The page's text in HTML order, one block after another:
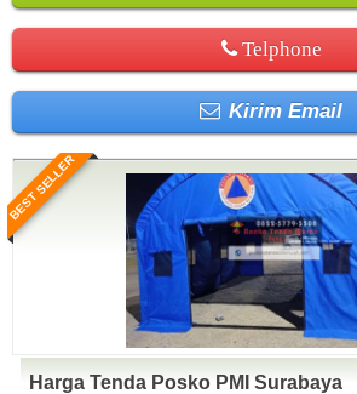
Telphone
Kirim Email
BEST SELLER
Harga Tenda Posko PMI Surabaya